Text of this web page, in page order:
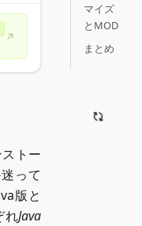
トー
って
版と
れJava
マイズ
とMOD
まとめ